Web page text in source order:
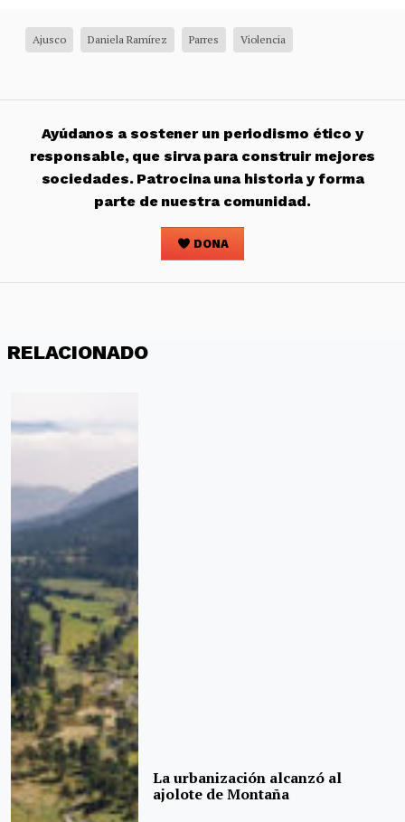
Ajusco Daniela Ramírez Parres Violencia
Ayúdanos a sostener un periodismo ético y
responsable, que sirva para construir mejores
sociedades. Patrocina una historia y forma
parte de nuestra comunidad.
DONA
RELACIONADO
La urbanización alcanzó al
ajolote de Montaña